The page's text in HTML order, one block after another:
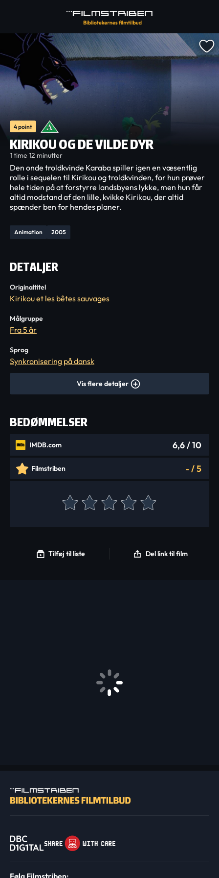
4 point
KIRIKOU OG DE VILDE DYR
1 time 12 minutter
Animation 2005
Den onde troldkvinde Karaba spiller igen en væsentlig
rolle i sequelen til Kirikou og troldkvinden, for hun prøver
hele tiden på at forstyrre landsbyens lykke, men hun får
altid modstand af den lille, kvikke Kirikou, der altid
spænder ben for hendes planer.
DETALJER
Originaltitel
Kirikou et les bêtes sauvages
Målgruppe
Fra 5 år
Sprog
Synkronisering på dansk
Vis flere detaljer
BEDØMMELSER
IMDB.com 6,6/ 10
Filmstriben -/5
Tilføj til liste Del link til film
Følg Filmstriben: